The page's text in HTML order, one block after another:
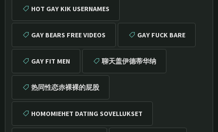
HOT GAY KIK USERNAMES
GAY BEARS FREE VIDEOS GAY FUCK BARE
GAY FIT MEN 聊天盖伊德蒂华纳
热同性恋赤裸裸的屁股
HOMOMIEHET DATING SOVELLUKSET